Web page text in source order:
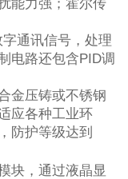
能力强；霍尔传
通讯信号，处理
电路还包含PID调
金压铸或不锈钢
应各种工业环
防护等级达到
块，通过液晶显